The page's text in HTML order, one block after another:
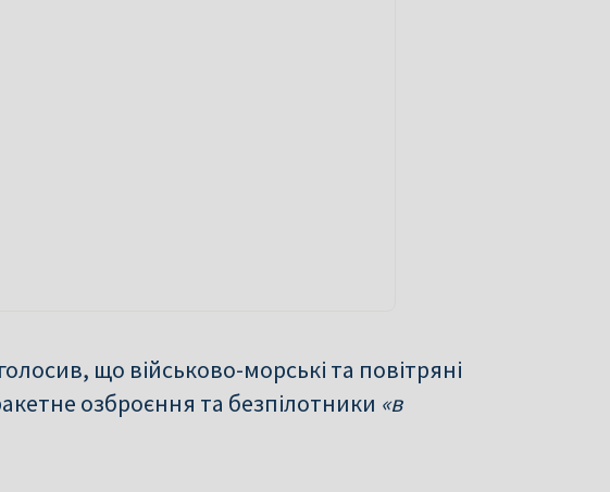
що військово-морські та повітряні
озброєння та безпілотники «в